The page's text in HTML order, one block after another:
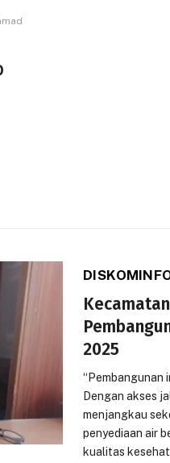
2025
“Pembangunan
Dengan akses
menjangkau
penyediaan air
kualitas